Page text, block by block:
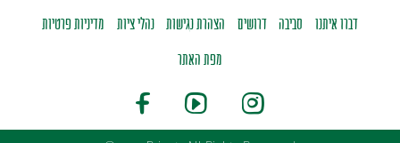
דברו איתנו
סביבה דרושים הצהרת נגישות נהלי ציות
מדיניות פרטיות
מפת האתר